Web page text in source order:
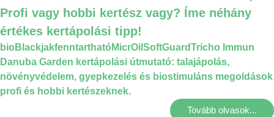
Profi vagy hobbi kertész vagy? Íme néhány
értékes kertápolási tipp!
bio Blackjakfenntartható MicrOil SoftGuardTricho Immun
Danuba Garden kertápolási útmutató: talajápolás,
növényvédelem, gyepkezelés és biostimuláns megoldások
profi és hobbi kertészeknek.
Tovább olvasok...